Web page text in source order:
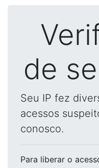
de
Seu IP fez
acessos
conosco.
Para liberar o